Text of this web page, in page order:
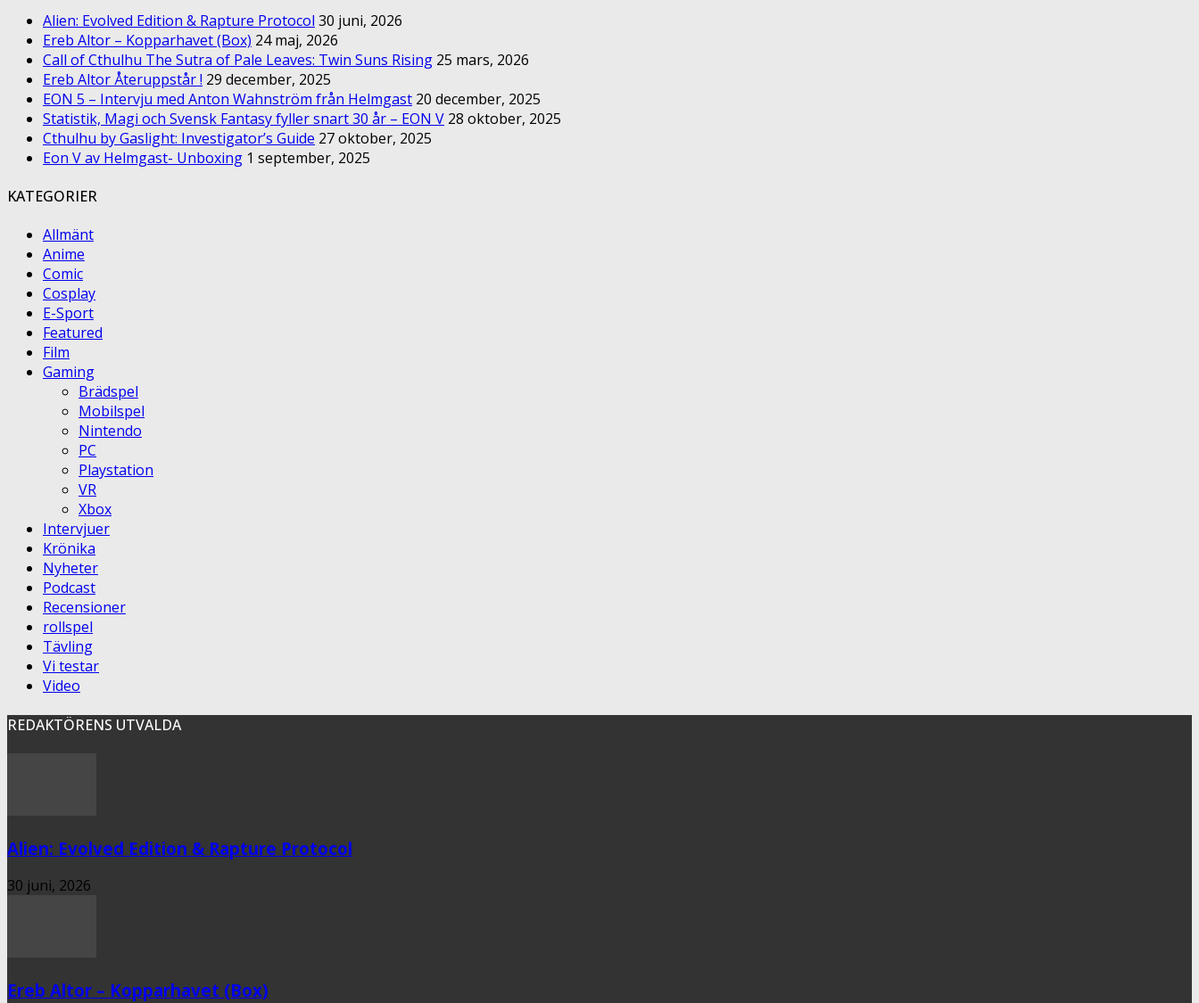
Alien: Evolved Edition & Rapture Protocol 30 juni, 2026
Ereb Altor – Kopparhavet (Box) 24 maj, 2026
Call of Cthulhu The Sutra of Pale Leaves: Twin Suns Rising 25 mars, 2026
Ereb Altor Återuppstår ! 29 december, 2025
EON 5 – Intervju med Anton Wahnström från Helmgast 20 december, 2025
Statistik, Magi och Svensk Fantasy fyller snart 30 år – EON V 28 oktober, 2025
Cthulhu by Gaslight: Investigator’s Guide 27 oktober, 2025
Eon V av Helmgast- Unboxing 1 september, 2025
KATEGORIER
Allmänt
Anime
Comic
Cosplay
E-Sport
Featured
Film
Gaming
Brädspel
Mobilspel
Nintendo
PC
Playstation
VR
Xbox
Intervjuer
Krönika
Nyheter
Podcast
Recensioner
rollspel
Tävling
Vi testar
Video
REDAKTÖRENS UTVALDA
Alien: Evolved Edition & Rapture Protocol
30 juni, 2026
Ereb Altor – Kopparhavet (Box)